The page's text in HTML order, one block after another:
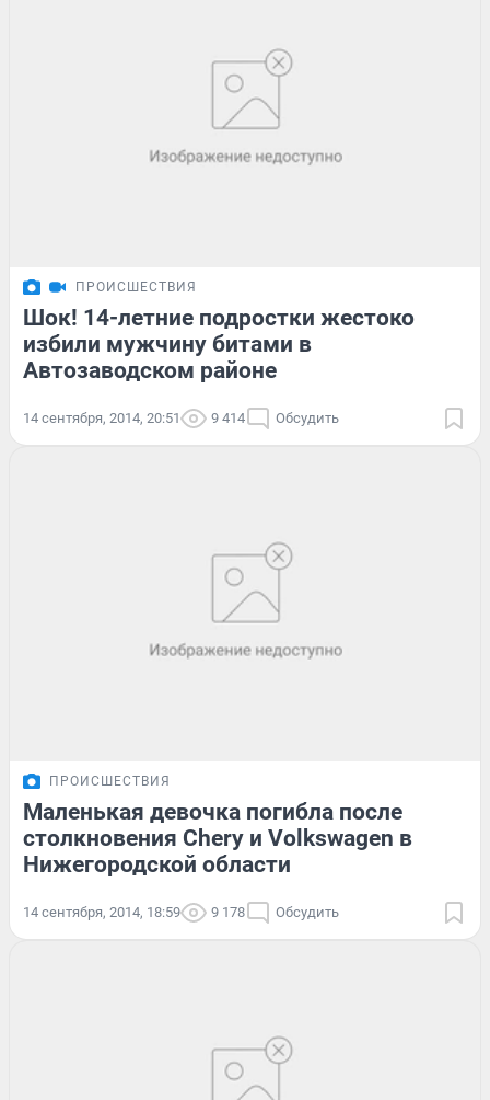
ПРОИСШЕСТВИЯ
Шок! 14-летние подростки жестоко
избили мужчину битами в
Автозаводском районе
14 сентября, 2014, 20:51 9 414 Обсудить
ПРОИСШЕСТВИЯ
Маленькая девочка погибла после
столкновения Chery и Volkswagen в
Нижегородской области
14 сентября, 2014, 18:59 9 178 Обсудить